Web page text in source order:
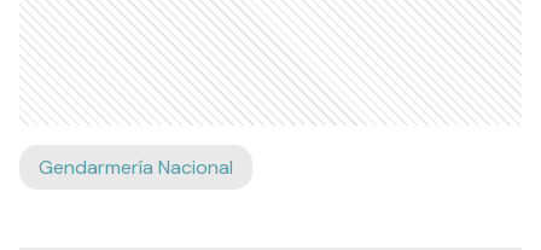
Gendarmería Nacional